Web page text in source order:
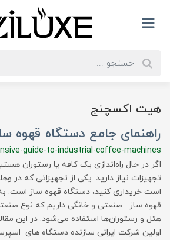
هیت اکسچنج
راهنمای جامع دستگاه قهوه
guide-to-industrial-coffee-machines
اگر در حال راه‌اندازی یک کافه یا رستوران
تجهیزات نیاز دارید. یکی از تجهیزاتی که در
است خریداری کنید، دستگاه قهوه ساز است.
قهوه ساز صنعتی و خانگی داریم که نوع
هتل و رستوران‌ها استفاده می‌شود. در این
اولین شرکت ایرانی سازنده دستگاه های